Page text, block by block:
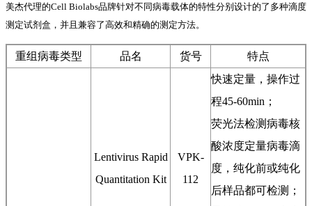
美杰代理的Cell Biolabs品牌针对不同病毒载体的特性分别设计的了多种滴度
测定试剂盒，并且兼容了高效和精确的测定方法。
重组病毒类型 品名 货号 特点
Lentivirus Rapid
Quantitation Kit
VPK-
112
快速定量，操作过
程45-60min；
荧光法检测病毒核
酸浓度定量病毒滴
度，纯化前或纯化
后样品都可检测；